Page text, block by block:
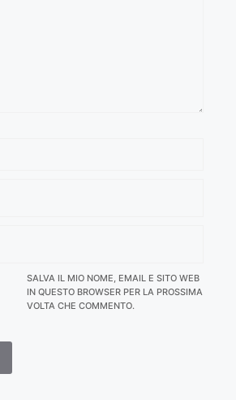
SALVA IL MIO NOME, EMAIL E SITO WEB
IN QUESTO BROWSER PER LA PROSSIMA
VOLTA CHE COMMENTO.